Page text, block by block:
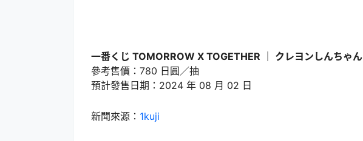
一番くじ TOMORROW X TOGETHER ｜ クレヨンしんちゃん
參考售價：780 日圓／抽
預計發售日期：2024 年 08 月 02 日
新聞來源： 1kuji